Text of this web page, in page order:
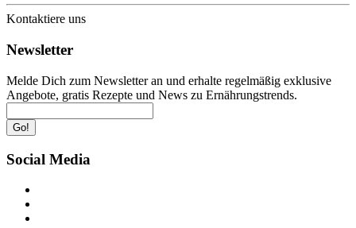
Kontaktiere uns
Newsletter
Melde Dich zum Newsletter an und erhalte regelmäßig exklusive
Angebote, gratis Rezepte und News zu Ernährungstrends.
Go!
Social Media